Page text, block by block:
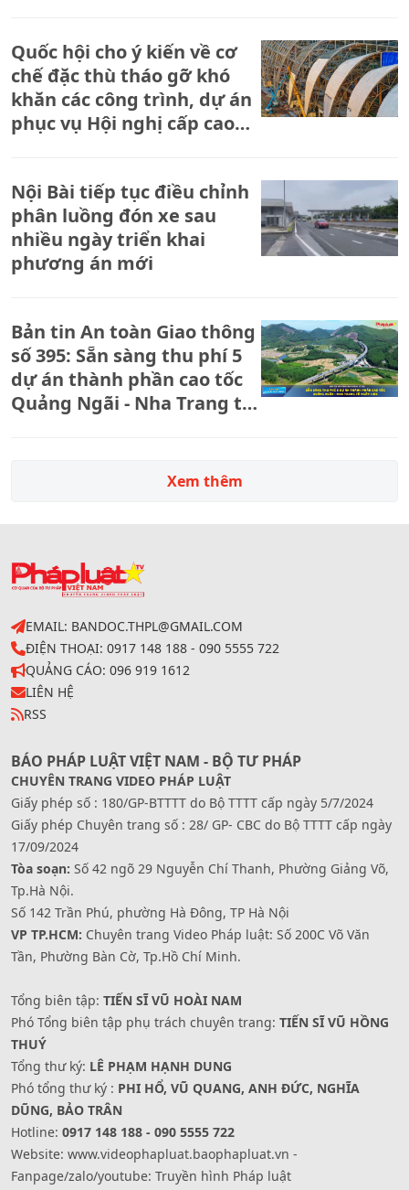
hơn 6.312 tỉ đồng.
Quốc hội cho ý kiến về cơ
chế đặc thù tháo gỡ khó
khăn các công trình, dự án
phục vụ Hội nghị cấp cao
Nội Bài tiếp tục điều chỉnh
phân luồng đón xe sau
nhiều ngày triển khai
phương án mới
Bản tin An toàn Giao thông
số 395: Sẵn sàng thu phí 5
dự án thành phần cao tốc
Quảng Ngãi - Nha Trang từ
Xem thêm
EMAIL: BANDOC.THPL@GMAIL.COM
ĐIỆN THOẠI: 0917 148 188 - 090 5555 722
QUẢNG CÁO: 096 919 1612
LIÊN HỆ
RSS
BÁO PHÁP LUẬT VIỆT NAM - BỘ TƯ PHÁP
CHUYÊN TRANG VIDEO PHÁP LUẬT
Giấy phép số : 180/GP-BTTTT do Bộ TTTT cấp ngày 5/7/2024
Giấy phép Chuyên trang số : 28/ GP- CBC do Bộ TTTT cấp ngày
17/09/2024
Tòa soạn: Số 42 ngõ 29 Nguyễn Chí Thanh, Phường Giảng Võ,
Tp.Hà Nội.
Số 142 Trần Phú, phường Hà Đông, TP Hà Nội
VP TP.HCM: Chuyên trang Video Pháp luật: Số 200C Võ Văn
Tần, Phường Bàn Cờ, Tp.Hồ Chí Minh.
Tổng biên tập: TIẾN SĨ VŨ HOÀI NAM
Phó Tổng biên tập phụ trách chuyên trang: TIẾN SĨ VŨ HỒNG
THUÝ
Tổng thư ký: LÊ PHẠM HẠNH DUNG
Phó tổng thư ký : PHI HỔ, VŨ QUANG, ANH ĐỨC, NGHĨA
DŨNG, BẢO TRÂN
Hotline: 0917 148 188 - 090 5555 722
Website: www.videophapluat.baophapluat.vn -
Fanpage/zalo/youtube: Truyền hình Pháp luật